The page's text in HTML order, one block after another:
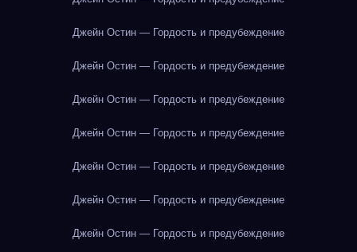
Джейн Остин — Гордость и предубеждение
Джейн Остин — Гордость и предубеждение
Джейн Остин — Гордость и предубеждение
Джейн Остин — Гордость и предубеждение
Джейн Остин — Гордость и предубеждение
Джейн Остин — Гордость и предубеждение
Джейн Остин — Гордость и предубеждение